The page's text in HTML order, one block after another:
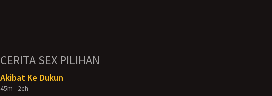
CERITA SEX PILIHAN
Akibat Ke Dukun
45m - 2ch